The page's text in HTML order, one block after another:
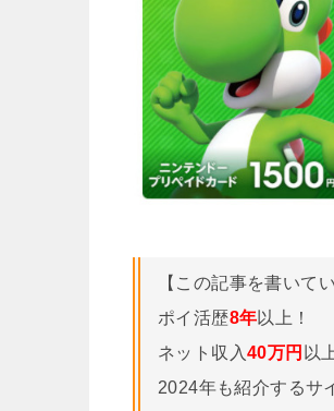
【この記事を書いて
ポイ活歴8年以上！
ネット収入40万円 以
2024年も紹介するサ